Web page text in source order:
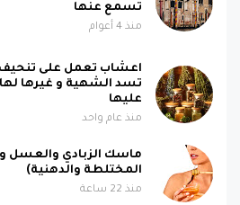
تسمع عنها
منذ 4 أعوام
اعشاب تعمل على تنحيف
تسد الشهية و غيرها
عليها
منذ عام واحد
ماسك الزبادي والعسل
المختلطة والدهنية)
منذ 22 ساعة